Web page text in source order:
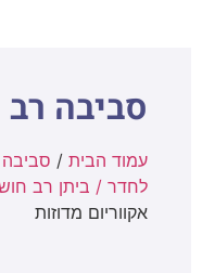
סביבה רב
עמוד הבית / סביבה
לחדר / ביתן רב
אקווריום מדוזות